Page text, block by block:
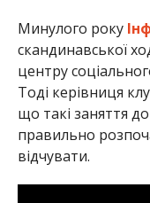
Минулого року
скандинавської
центру
Тоді керівниця
що такі заняття
правильно
відчувати.